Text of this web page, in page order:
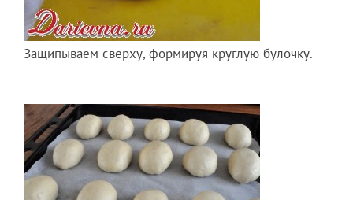
Защипываем сверху, формируя круглую булочку.